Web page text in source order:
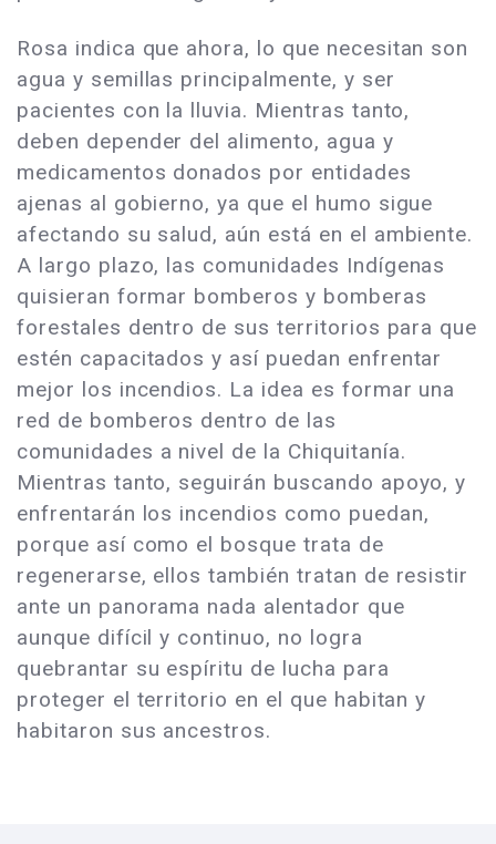
Rosa indica que ahora, lo que necesitan son
agua y semillas principalmente, y ser
pacientes con la lluvia. Mientras tanto,
deben depender del alimento, agua y
medicamentos donados por entidades
ajenas al gobierno, ya que el humo sigue
afectando su salud, aún está en el ambiente.
A largo plazo, las comunidades Indígenas
quisieran formar bomberos y bomberas
forestales dentro de sus territorios para que
estén capacitados y así puedan enfrentar
mejor los incendios. La idea es formar una
red de bomberos dentro de las
comunidades a nivel de la Chiquitanía.
Mientras tanto, seguirán buscando apoyo, y
enfrentarán los incendios como puedan,
porque así como el bosque trata de
regenerarse, ellos también tratan de resistir
ante un panorama nada alentador que
aunque difícil y continuo, no logra
quebrantar su espíritu de lucha para
proteger el territorio en el que habitan y
habitaron sus ancestros.